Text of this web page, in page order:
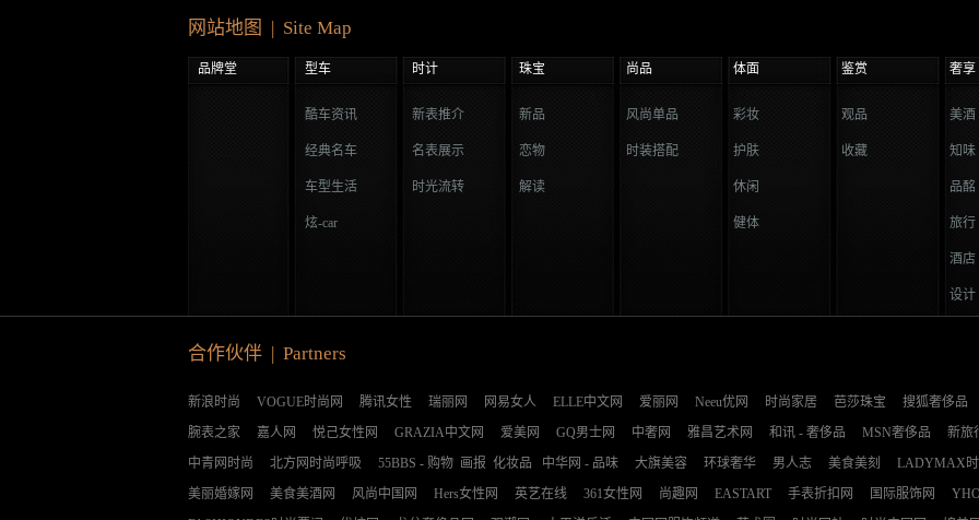
网站地图 | Site Map
品牌堂 型车 时计 珠宝 尚品 体面 鉴赏 奢享
酷车资讯
经典名车
车型生活
炫-car
新表推介
名表展示
时光流转
新品
恋物
解读
风尚单品
时装搭配
彩妆
护肤
休闲
健体
观品
收藏
美酒
知味
品酩
旅行
酒店
设计
合作伙伴 | Partners
新浪时尚 VOGUE时尚网 腾讯女性 瑞丽网 网易女人 ELLE中文网 爱丽网 Neeu优网 时尚家居 芭莎珠宝
搜狐奢侈品
腕表之家
嘉人网 悦己女性网 GRAZIA中文网 爱美网 GQ男士网 中奢网 雅昌艺术网 和讯 - 奢侈品 MSN奢侈品
新旅
中青网时尚
北方网时尚呼吸 55BBS - 购物 画报 化妆品 中华网 - 品味 大旗美容 环球奢华 男人志 美食美刻
LADYMAX
美丽婚嫁网
美食美酒网 风尚中国网 Hers女性网 英艺在线 361女性网 尚趣网 EASTART 手表折扣网 国际服饰网